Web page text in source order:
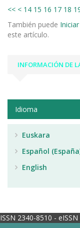
<< < 14 15 16 17 18
También puede
este artículo.
INFORMACIÓN DE
Idioma
Euskara
Español
English
ISSN 2340-8510 -